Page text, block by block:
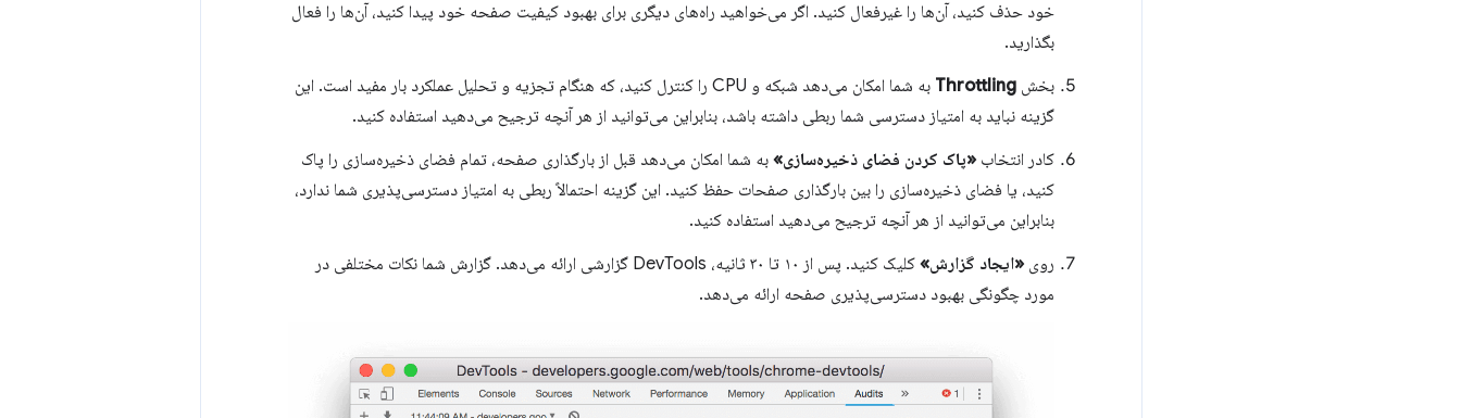
خود حذف کنید، آن‌ها را غیرفعال کنید. اگر می‌خواهید راه‌های دیگری برای بهبود کیفیت صفحه خود پیدا کنید، آن‌ها را فعال
بگذارید.
بخش Throttling
به شما امکان می‌دهد شبکه و CPU را کنترل کنید، که هنگام تجزیه و تحلیل عملکرد بار مفید است. این
گزینه نباید به امتیاز دسترسی شما ربطی داشته باشد، بنابراین می‌توانید از هر آنچه ترجیح می‌دهید استفاده کنید.
کادر انتخاب «پاک کردن فضای ذخیره‌سازی» به شما امکان می‌دهد قبل از بارگذاری صفحه، تمام فضای ذخیره‌سازی را پاک
کنید، یا فضای ذخیره‌سازی را بین بارگذاری صفحات حفظ کنید. این گزینه احتمالاً ربطی به امتیاز دسترسی‌پذیری شما ندارد،
بنابراین می‌توانید از هر آنچه ترجیح می‌دهید استفاده کنید.
روی «ایجاد گزارش»
کلیک کنید. پس از ۱۰ تا ۳۰ ثانیه، DevTools گزارشی ارائه می‌دهد. گزارش شما نکات مختلفی در
مورد چگونگی بهبود دسترسی‌پذیری صفحه ارائه می‌دهد.